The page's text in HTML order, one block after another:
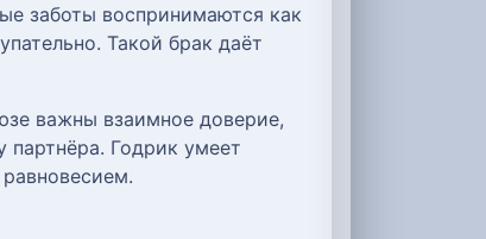
заботы воспринимаются как
Такой брак даёт
важны взаимное доверие,
партнёра. Годрик умеет